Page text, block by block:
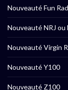
Nouveauté Fun
Nouveauté NRJ ou
Nouveauté Virgin
Nouveauté Y100
Nouveauté Z100